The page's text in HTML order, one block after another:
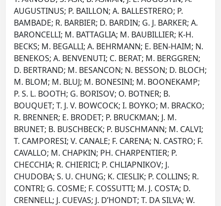
AUGUSTINUS; P. BAILLON; A. BALLESTRERO; P.
BAMBADE; R. BARBIER; D. BARDIN; G. J. BARKER; A.
BARONCELLI; M. BATTAGLIA; M. BAUBILLIER; K-H.
BECKS; M. BEGALLI; A. BEHRMANN; E. BEN-HAIM; N.
BENEKOS; A. BENVENUTI; C. BERAT; M. BERGGREN;
D. BERTRAND; M. BESANCON; N. BESSON; D. BLOCH;
M. BLOM; M. BLUJ; M. BONESINI; M. BOONEKAMP;
P. S. L. BOOTH; G. BORISOV; O. BOTNER; B.
BOUQUET; T. J. V. BOWCOCK; I. BOYKO; M. BRACKO;
R. BRENNER; E. BRODET; P. BRUCKMAN; J. M.
BRUNET; B. BUSCHBECK; P. BUSCHMANN; M. CALVI;
T. CAMPORESI; V. CANALE; F. CARENA; N. CASTRO; F.
CAVALLO; M. CHAPKIN; PH. CHARPENTIER; P.
CHECCHIA; R. CHIERICI; P. CHLIAPNIKOV; J.
CHUDOBA; S. U. CHUNG; K. CIESLIK; P. COLLINS; R.
CONTRI; G. COSME; F. COSSUTTI; M. J. COSTA; D.
CRENNELL; J. CUEVAS; J. D’HONDT; T. DA SILVA; W.